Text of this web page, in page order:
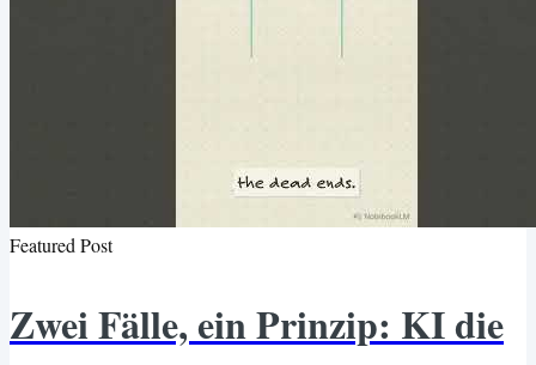
Featured Post
Zwei Fälle, ein Prinzip: KI die